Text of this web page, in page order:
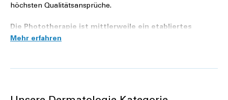
höchsten Qualitätsansprüche.
Die Phototherapie ist mittlerweile ein etabliertes
Verfahren in der Heilkunde und hat sich bei den
Neurodermitis